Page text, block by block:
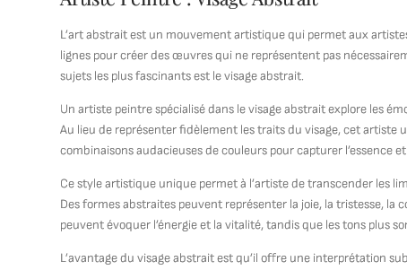
L’art abstrait est un mouvement artistique qui permet aux
lignes pour créer des œuvres qui ne représentent pas
sujets les plus fascinants est le visage abstrait.
Un artiste peintre spécialisé dans le visage abstrait explore les
Au lieu de représenter fidèlement les traits du visage, cet artiste
combinaisons audacieuses de couleurs pour capturer l’essence
Ce style artistique unique permet à l’artiste de transcender les
Des formes abstraites peuvent représenter la joie, la tristesse, la
peuvent évoquer l’énergie et la vitalité, tandis que les tons plus
L’avantage du visage abstrait est qu’il offre une interprétation